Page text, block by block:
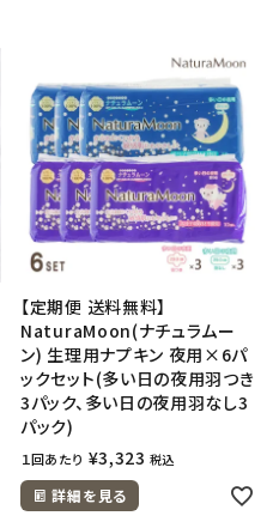
【定期便 送料無料】
NaturaMoon(ナチュラムー
ン) 生理用ナプキン 夜用×6パ
ックセット(多い日の夜用羽つき
3パック、多い日の夜用羽なし3
パック)
１回あたり ¥3,323 税込
詳細を見る